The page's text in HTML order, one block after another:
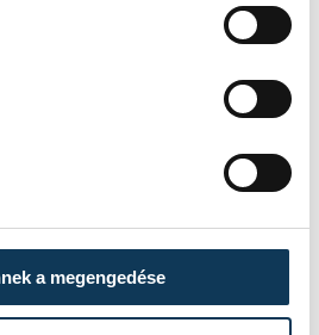
a megengedése